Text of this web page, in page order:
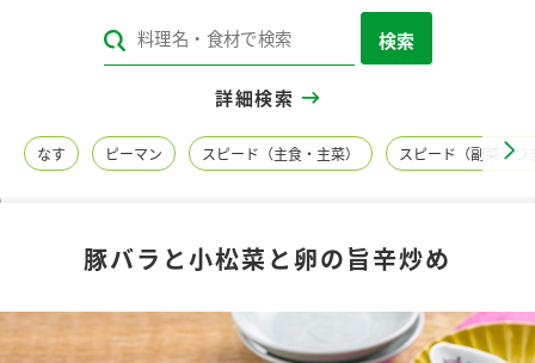
レシピカテゴリ一覧
レシピ名特集
商品情報
商品カテゴリ
検索
詳細検索
なす ピーマン スピード（主食・主菜） スピード（副菜・つ
豚バラと小松菜と卵の旨辛炒め